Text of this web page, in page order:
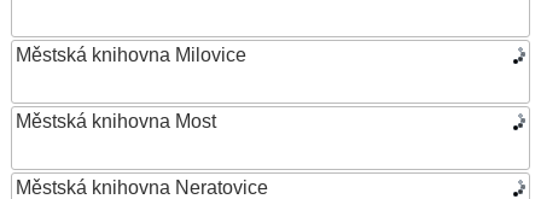
Městská knihovna Milovice
Městská knihovna Most
Městská knihovna Neratovice